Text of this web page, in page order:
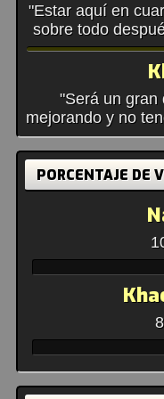
"Estar aquí en
sobre todo
"Será un gran
mejorando y no
PORCENTAJE DE